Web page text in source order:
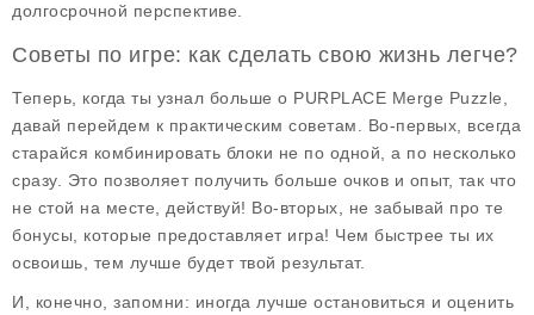
долгосрочной перспективе.
Советы по игре: как сделать свою жизнь легче?
Теперь, когда ты узнал больше о PURPLACE Merge Puzzle
давай перейдем к практическим советам. Во-первых, всегда
старайся комбинировать блоки не по одной, а по несколько
сразу. Это позволяет получить больше очков и опыт, так что
не стой на месте, действуй! Во-вторых, не забывай про те
бонусы, которые предоставляет игра! Чем быстрее ты их
освоишь, тем лучше будет твой результат.
И, конечно, запомни: иногда лучше остановиться и оценить